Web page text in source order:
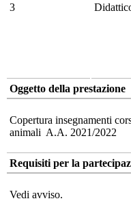
3
Oggetto della prestazione
Copertura insegnamenti
animali A.A. 2021/2022
Requisiti per la
Vedi avviso.